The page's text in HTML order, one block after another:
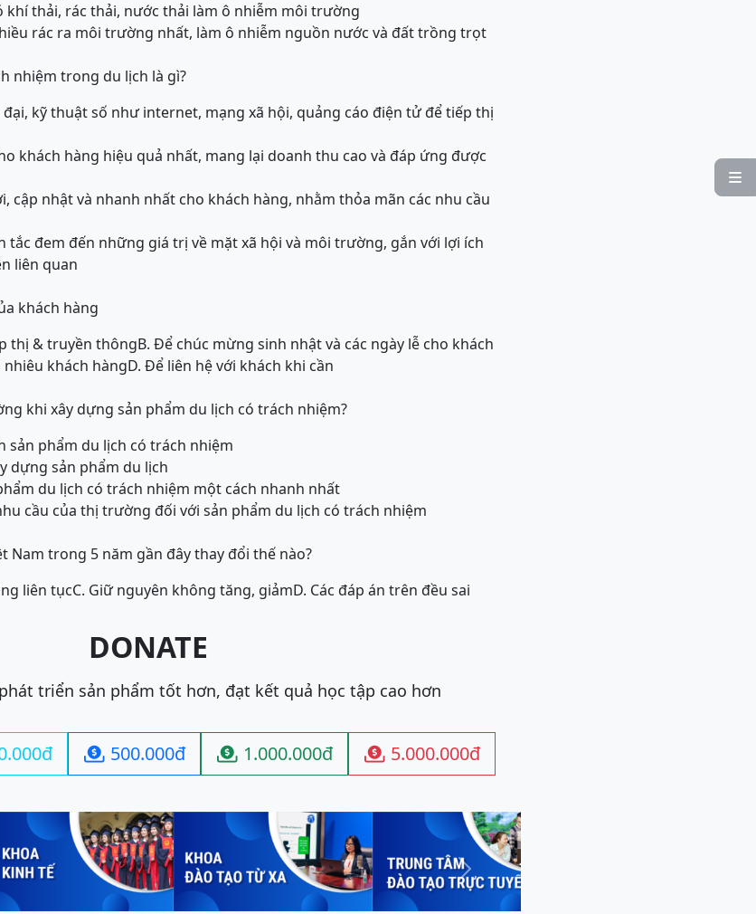

khí thải, rác thải, nước thải làm ô nhiễm môi trường
rác ra môi trường nhất, làm ô nhiễm nguồn nước và đất trồng trọt
nhiệm trong du lịch là gì?
kỹ thuật số như internet, mạng xã hội, quảng cáo điện tử để tiếp thị
khách hàng hiệu quả nhất, mang lại doanh thu cao và đáp ứng được
cập nhật và nhanh nhất cho khách hàng, nhằm thỏa mãn các nhu cầu
tắc đem đến những giá trị về mặt xã hội và môi trường, gắn với lợi ích
liên quan
khách hàng
thị & truyền thôngB. Để chúc mừng sinh nhật và các ngày lễ cho khách
khách hàngD. Để liên hệ với khách khi cần
khi xây dựng sản phẩm du lịch có trách nhiệm?
sản phẩm du lịch có trách nhiệm
dựng sản phẩm du lịch
du lịch có trách nhiệm một cách nhanh nhất
cầu của thị trường đối với sản phẩm du lịch có trách nhiệm
Nam trong 5 năm gần đây thay đổi thế nào?
liên tụcC. Giữ nguyên không tăng, giảmD. Các đáp án trên đều sai
DONATE
triển sản phẩm tốt hơn, đạt kết quả học tập cao hơn
 500.000đ  1.000.000đ  5.000.000đ
Next